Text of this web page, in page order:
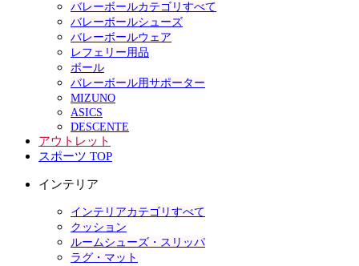
バレーボールカテゴリすべて
バレーボールシューズ
バレーボールウェア
レフェリー用品
ボール
バレーボール用サポーター
MIZUNO
ASICS
DESCENTE
アウトレット
スポーツ TOP
インテリア
インテリアカテゴリすべて
クッション
ルームシューズ・スリッパ
ラグ・マット